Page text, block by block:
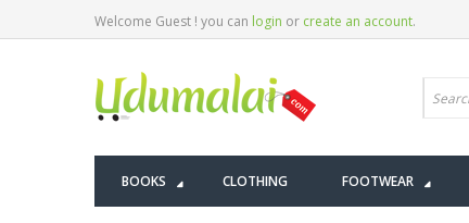
Welcome Guest ! you can login or create an account.
BOOKS CLOTHING FOOTWEAR